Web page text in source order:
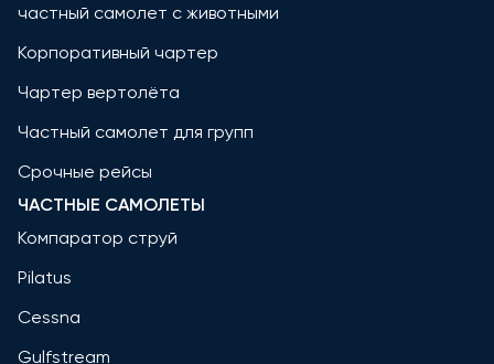
частный самолет с животными
Корпоративный чартер
Чартер вертолёта
Частный самолет для групп
Срочные рейсы
ЧАСТНЫЕ САМОЛЕТЫ
Компаратор струй
Pilatus
Cessna
Gulfstream